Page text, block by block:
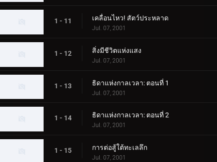
1 - 11 เคลื่อนไหว! สัตว์ประหลาด
Jul. 07, 2001
1 - 12 สิ่งมีชีวิตแห่งแสง
Jul. 07, 2001
1 - 13 ธิดาแห่งกาลเวลา: ตอนที่ 1
Jul. 07, 2001
1 - 14 ธิดาแห่งกาลเวลา: ตอนที่ 2
Jul. 07, 2001
1 - 15 การต่อสู้ใต้ทะเลลึก
Jul. 07, 2001